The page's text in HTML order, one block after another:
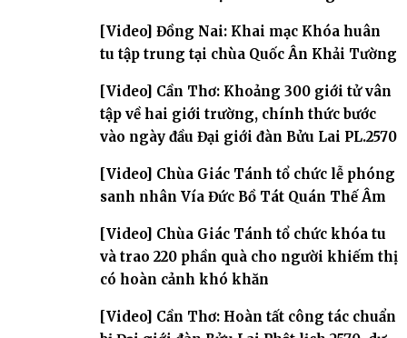
[Video] Đồng Nai: Khai mạc Khóa huân
tu tập trung tại chùa Quốc Ân Khải Tường
[Video] Cần Thơ: Khoảng 300 giới tử vân
tập về hai giới trường, chính thức bước
vào ngày đầu Đại giới đàn Bửu Lai PL.2570
[Video] Chùa Giác Tánh tổ chức lễ phóng
sanh nhân Vía Đức Bồ Tát Quán Thế Âm
[Video] Chùa Giác Tánh tổ chức khóa tu
và trao 220 phần quà cho người khiếm thị
có hoàn cảnh khó khăn
[Video] Cần Thơ: Hoàn tất công tác chuẩn